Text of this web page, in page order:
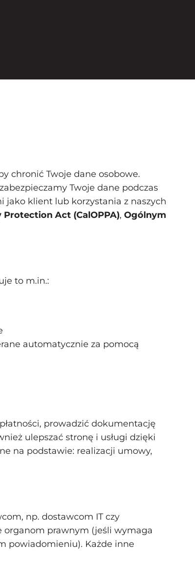
chronić Twoje dane osobowe.
Twoje dane podczas
jako klient lub korzystania z naszych
Act (CalOPPA), Ogólnym
to m.in.:
automatycznie za pomocą
prowadzić dokumentację
ulepszać stronę i usługi dzięki
na podstawie: realizacji umowy,
np. dostawcom IT czy
organom prawnym (jeśli wymaga
powiadomieniu). Każde inne